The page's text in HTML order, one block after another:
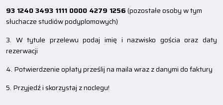
93 1240 3493 1111 0000 4279 1256(pozostałe osoby w tym
słuchacze studiów podyplomowych)
3. W tytule przelewu podaj imię i nazwisko gościa oraz daty
rezerwacji
4. Potwierdzenie opłaty prześlij na maila wraz z danymi do faktury
5. Przyjedź i skorzystaj z noclegu!